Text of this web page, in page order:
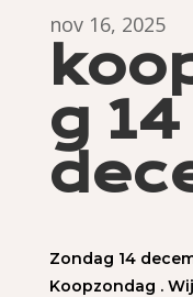
nov 16, 2025
g 14
Zondag 14
Koopzondag .